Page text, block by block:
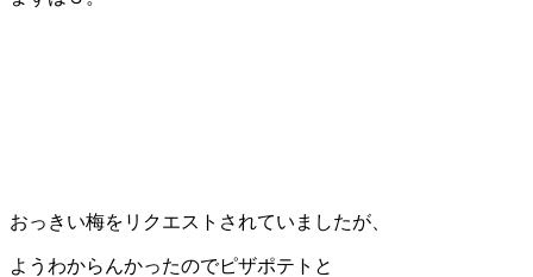
おっきい梅をリクエストされていましたが、
ようわからんかったのでピザポテトと